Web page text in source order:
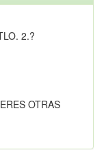
2.?
OTRAS